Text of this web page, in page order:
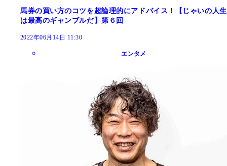
馬券の買い方のコツを超論理的にアドバイス！【じゃいの人生
は最高のギャンブルだ】第６回
2022年06月14日 11:30
エンタメ